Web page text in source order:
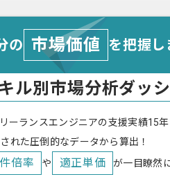
の 市場価値 を把握
ル別市場分析ダッ
ーランスエンジニアの支援実績15
れた圧倒的なデータから算出！
倍率 や 適正単価 が一目瞭然